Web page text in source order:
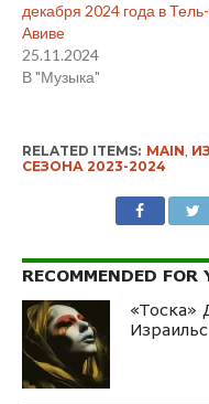
декабря 2024 года в Тель-
Авиве
25.11.2024
В "Музыка"
RELATED ITEMS: MAIN,
СЕЗОНА 2023-2024
RECOMMENDED FOR
«Тоска»